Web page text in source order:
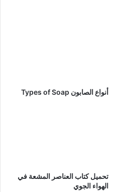
أنواع الصابون Types of Soap
تحميل كتاب العناصر المشعة في
الهواء الجوي